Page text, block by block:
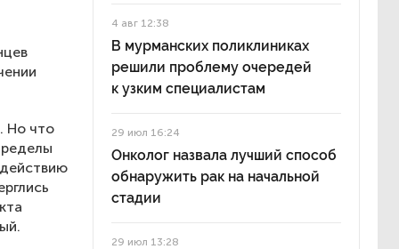
Но что
4 авг 12:38
В мурманских поликлиниках
решили проблему очередей
к узким специалистам
29 июл 16:24
Онколог назвала лучший способ
обнаружить рак на начальной
стадии
29 июл 13:28